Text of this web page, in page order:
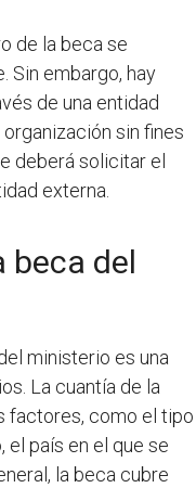
de la beca se
Sin embargo, hay
de una entidad
sin fines
deberá solicitar el
externa.
beca del
ministerio es una
La cuantía de la
factores, como el tipo
el país en el que se
la beca cubre